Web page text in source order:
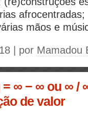
mãos e
| por Mamadou
= ∞ − ∞ ou ∞ /
de valor